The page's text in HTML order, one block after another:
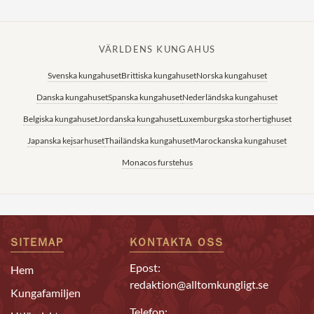
VÄRLDENS KUNGAHUS
Svenska kungahusetBrittiska kungahusetNorska kungahuset
Danska kungahusetSpanska kungahusetNederländska kungahuset
Belgiska kungahusetJordanska kungahusetLuxemburgska storhertighuset
Japanska kejsarhusetThailändska kungahusetMarockanska kungahuset
Monacos furstehus
SITEMAP
Hem
Kungafamiljen
KONTAKTA OSS
Epost:
redaktion@alltomkungligt.se